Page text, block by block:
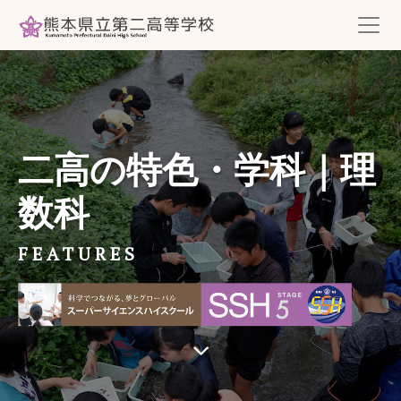
二高の特色・学科｜理
数科
FEATURES